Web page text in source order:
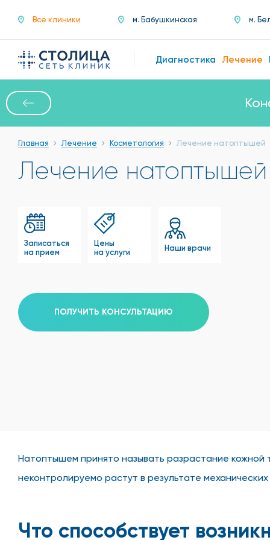
Все клиники м. Бабушкинская м.
Диагностика Лечение
Главная Лечение Косметология Лечение натоптышей
Лечение натоптышей
Записаться
на прием
Цены
на услуги
Наши врачи
ПОЛУЧИТЬ КОНСУЛЬТАЦИЮ
Натоптышем принято называть разрастание
неконтролируемо растут в результате
Что способствует